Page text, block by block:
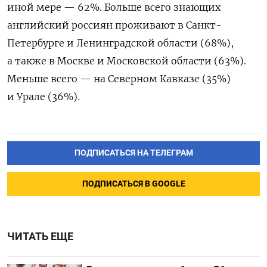
иной мере — 62%. Больше всего знающих
английский россиян проживают в Санкт-
Петербурге и Ленинградской области (68%),
а также в Москве и Московской области (63%).
Меньше всего — на Северном Кавказе (35%)
и Урале (36%).
ПОДПИСАТЬСЯ НА ТЕЛЕГРАМ
ПОДПИСАТЬСЯ В GOOGLE
ЧИТАТЬ ЕЩЕ